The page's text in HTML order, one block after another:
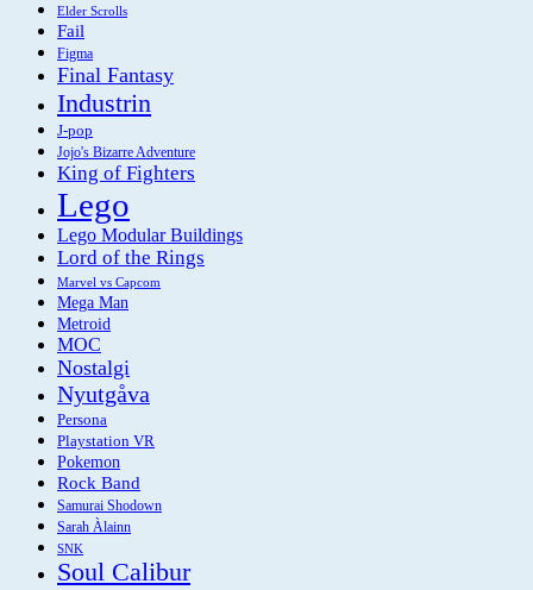
Elder Scrolls
Fail
Figma
Final Fantasy
Industrin
J-pop
Jojo's Bizarre Adventure
King of Fighters
Lego
Lego Modular Buildings
Lord of the Rings
Marvel vs Capcom
Mega Man
Metroid
MOC
Nostalgi
Nyutgåva
Persona
Playstation VR
Pokemon
Rock Band
Samurai Shodown
Sarah Àlainn
SNK
Soul Calibur